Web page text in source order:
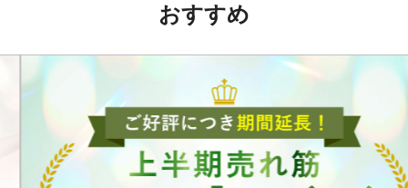
おすすめ